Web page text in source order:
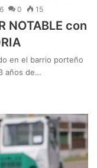
0 15
NOTABLE con
en el barrio porteño
años de…